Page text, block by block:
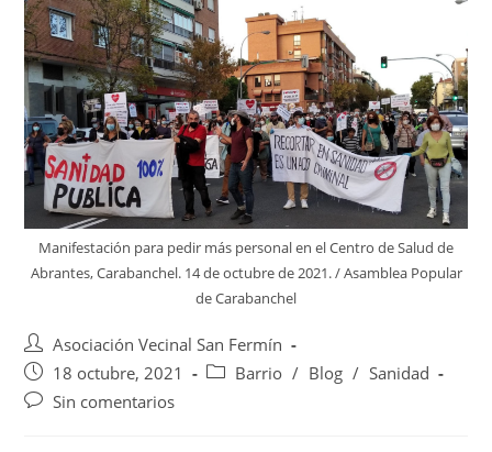
Manifestación para pedir más personal en el Centro de Salud de
Abrantes, Carabanchel. 14 de octubre de 2021. / Asamblea Popular
de Carabanchel
Asociación Vecinal San Fermín
18 octubre, 2021
Barrio / Blog / Sanidad
Sin comentarios